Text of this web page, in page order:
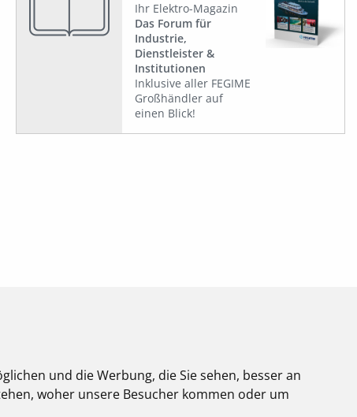
und die Werbung, die Sie sehen, besser an
woher unsere Besucher kommen oder um
Ihr Elektro-Magazin
Das Forum für
Industrie,
Dienstleister &
Institutionen
Inklusive aller FEGIME
Großhändler auf
einen Blick!